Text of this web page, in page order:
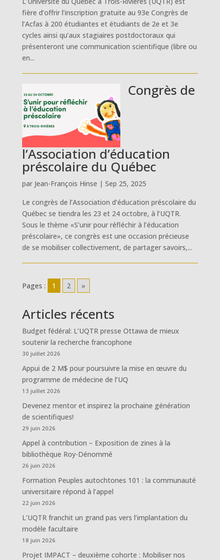
fière d’offrir l’inscription gratuite au 93e Congrès de
l’Acfas à 200 étudiantes et étudiants de 2e et 3e
cycles ainsi qu’aux stagiaires postdoctoraux qui
présenteront une communication scientifique (libre ou
en...
Congrès de
l’Association d’éducation
préscolaire du Québec
par Jean-François Hinse | Sep 25, 2025
Le congrès de l’Association d’éducation préscolaire du
Québec se tiendra les 23 et 24 octobre, à l’UQTR.
Sous le thème «S’unir pour réfléchir à l’éducation
préscolaire», ce congrès est une occasion précieuse
de se mobiliser collectivement, de partager savoirs,...
Pages : 1 2 »
Articles récents
Budget fédéral: L’UQTR presse Ottawa de mieux
soutenir la recherche francophone
30 juillet 2026
Appui de 2 M$ pour poursuivre la mise en œuvre du
programme de médecine de l’UQ
13 juillet 2026
Devenez mentor et inspirez la prochaine génération
de scientifiques!
29 juin 2026
Appel à contribution – Exposition de zines à la
bibliothèque Roy-Dénommé
26 juin 2026
Formation Peuples autochtones 101 : la communauté
universitaire répond à l’appel
22 juin 2026
L’UQTR franchit un grand pas vers l’implantation du
modèle facultaire
18 juin 2026
Projet IMPACT – deuxième cohorte : Mobiliser nos